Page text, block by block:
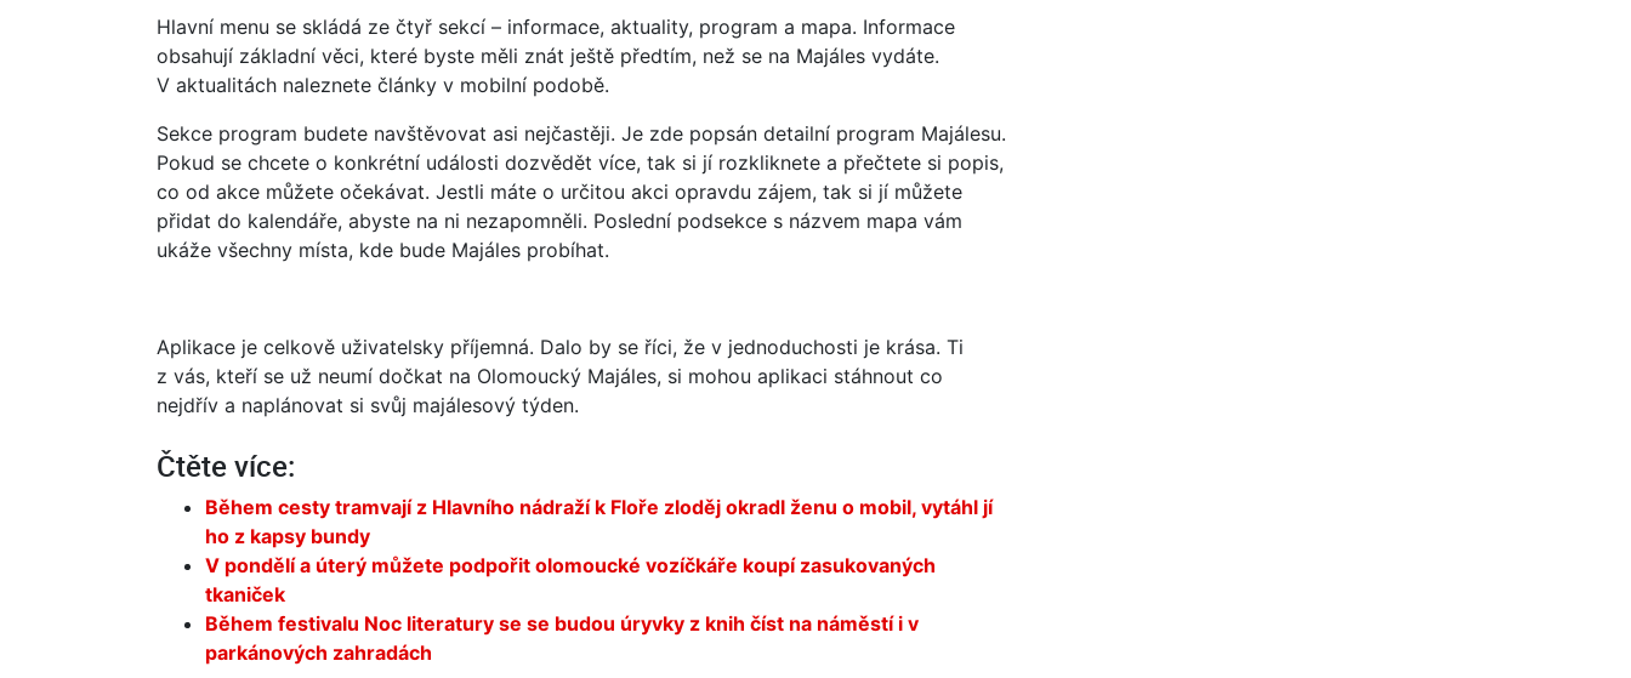
Hlavní menu se skládá ze čtyř sekcí – informace, aktuality, program a mapa. Informace
obsahují základní věci, které byste měli znát ještě předtím, než se na Majáles vydáte.
V aktualitách naleznete články v mobilní podobě.
Sekce program budete navštěvovat asi nejčastěji. Je zde popsán detailní program Majálesu.
Pokud se chcete o konkrétní události dozvědět více, tak si jí rozkliknete a přečtete si popis,
co od akce můžete očekávat. Jestli máte o určitou akci opravdu zájem, tak si jí můžete
přidat do kalendáře, abyste na ni nezapomněli. Poslední podsekce s názvem mapa vám
ukáže všechny místa, kde bude Majáles probíhat.
Aplikace je celkově uživatelsky příjemná. Dalo by se říci, že v jednoduchosti je krása. Ti
z vás, kteří se už neumí dočkat na Olomoucký Majáles, si mohou aplikaci stáhnout co
nejdřív a naplánovat si svůj majálesový týden.
Čtěte více:
Během cesty tramvají z Hlavního nádraží k Floře zloděj okradl ženu o mobil, vytáhl jí
ho z kapsy bundy
V pondělí a úterý můžete podpořit olomoucké vozíčkáře koupí zasukovaných
tkaniček
Během festivalu Noc literatury se se budou úryvky z knih číst na náměstí i v
parkánových zahradách